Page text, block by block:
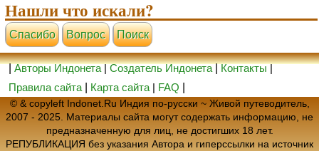
Нашли что искали?
Cпасибо Вопрос Поиск
|Авторы Индонета|Создатель Индонета|Контакты|
Правила сайта
Карта сайта | FAQ
© & copyleft Indonet.Ru Индия по-русски ~ Живой путеводитель,
2007 - 2025. Материалы сайта могут содержать информацию, не
предназначенную для лиц, не достигших 18 лет.
РЕПУБЛИКАЦИЯ без указания Автора и гиперссылки на источник